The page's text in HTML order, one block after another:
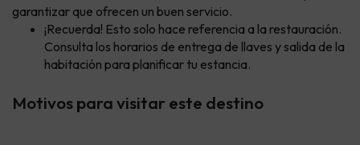
garantizar que ofrecen un buen servicio.
¡Recuerda! Esto solo hace referencia a la restauración.
Consulta los horarios de entrega de llaves y salida de la
habitación para planificar tu estancia.
Motivos para visitar este destino